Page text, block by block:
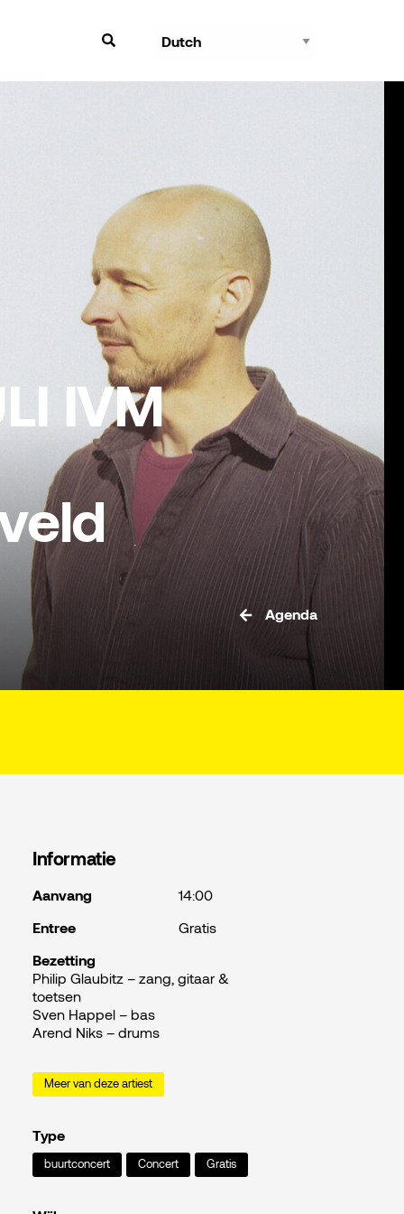
IVM
Agenda
Informatie
Aanvang
14:00
Entree
Gratis
Bezetting
Philip Glaubitz – zang, gitaar &
toetsen
Sven Happel – bas
Arend Niks – drums
Meer van deze artiest
Type
buurtconcert Concert Gratis